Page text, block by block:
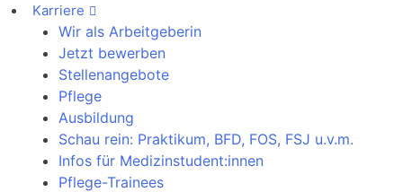
Karriere
Wir als Arbeitgeberin
Jetzt bewerben
Stellenangebote
Pflege
Ausbildung
Schau rein: Praktikum, BFD, FOS, FSJ u.v.m.
Infos für Medizinstudent:innen
Pflege-Trainees